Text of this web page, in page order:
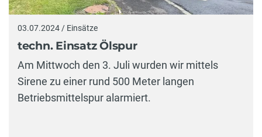
03.07.2024 / Einsätze
techn. Einsatz Ölspur
Am Mittwoch den 3. Juli wurden wir mittels
Sirene zu einer rund 500 Meter langen
Betriebsmittelspur alarmiert.